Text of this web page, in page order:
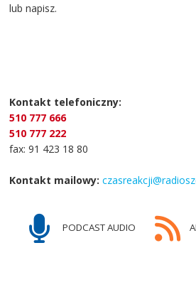
lub napisz.
Kontakt telefoniczny:
510 777 666
510 777 222
fax: 91 423 18 80
Kontakt mailowy:
PODCAST AUDIO